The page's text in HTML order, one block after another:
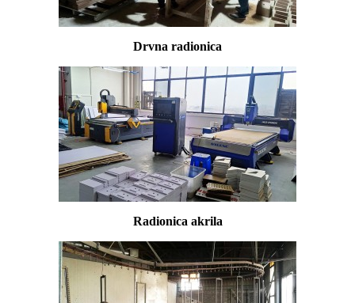
Drvna radionica
Radionica akrila